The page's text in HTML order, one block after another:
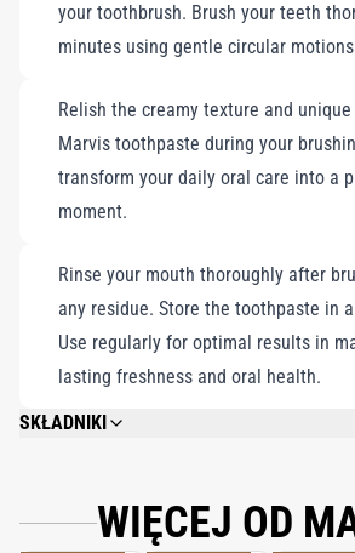
aktywnie zapobiegając próchnicy i
ustnej. Bogata, skoncentrowana i wolna od
także kuszące miętowe doznanie, które
na nowy poziom olśnienia.
your toothbrush. Brush your teeth
minutes using gentle circular
Relish the creamy texture and
Marvis toothpaste during your
transform your daily oral care into a
moment.
Rinse your mouth thoroughly after
any residue. Store the toothpaste in
Use regularly for optimal results in
lasting freshness and oral health.
SKŁADNIKI
ACID, SODIUM CITRATE, LIMONENE, EUGENOL.
WIĘCEJ OD